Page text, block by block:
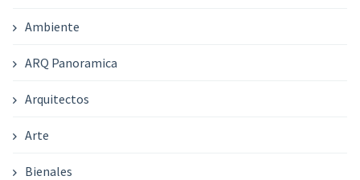
Ambiente
ARQ Panoramica
Arquitectos
Arte
Bienales